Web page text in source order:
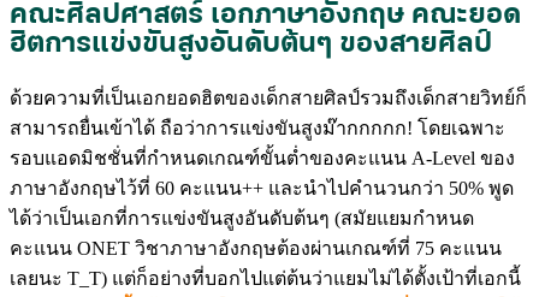
คณะศิลปศาสตร์ เอกภาษาอังกฤษ คณะยอด
ฮิตการแข่งขันสูงอันดับต้นๆ ของสายศิลป์
ด้วยความที่เป็นเอกยอดฮิตของเด็กสายศิลป์รวมถึงเด็กสายวิทย์ก็
สามารถยื่นเข้าได้ ถือว่าการแข่งขันสูงม๊ากกกกก! โดยเฉพาะ
รอบแอดมิชชั่นที่กำหนดเกณฑ์ขั้นต่ำของคะแนน A-Level ของ
ภาษาอังกฤษไว้ที่ 60 คะแนน++ และนำไปคำนวนกว่า 50% พูด
ได้ว่าเป็นเอกที่การแข่งขันสูงอันดับต้นๆ (สมัยแยมกำหนด
คะแนน ONET วิชาภาษาอังกฤษต้องผ่านเกณฑ์ที่ 75 คะแนน
เลยนะ T_T) แต่ก็อย่างที่บอกไปแต่ต้นว่าแยมไม่ได้ตั้งเป้าที่เอกนี้